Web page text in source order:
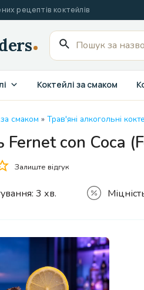
рецептів коктейлів
Пошук
для:
Коктейлі за смаком
смаком » Трав'яні алкогольні
Fernet con Coca
Залиште відгук
3 хв.